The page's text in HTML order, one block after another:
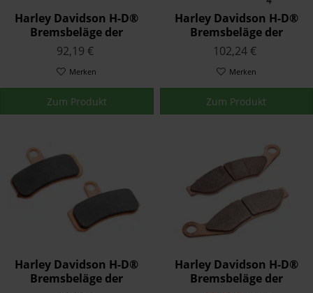
Harley Davidson H-D®
Bremsbeläge der
Serienausstattung
41300053
92,19 €
Merken
Zum Produkt
Harley Davidson H-D®
Bremsbeläge der
Serienausstattung
41300004
102,24 €
Merken
Zum Produkt
Harley Davidson H-D®
Bremsbeläge der
Harley Davidson H-D®
Bremsbeläge der